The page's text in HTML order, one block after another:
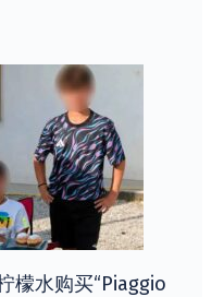
檬水购买“Piaggio